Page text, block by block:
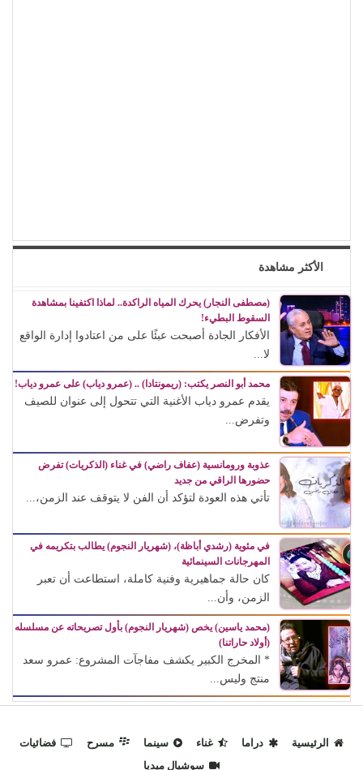
الأكثر مشاهدة
(مصطفى النجار) يحرك المياه الراكدة.. لماذا اكتفينا بمشاهدة
السقوط البطيء!
الأفكار الجادة أصبحت عبئًا على من اعتادوا إدارة الواقع
لا...
محمد أبو النصر يكتب: (ريمونتادا) .. (عمرو دياب) على عمرو دياب!
يقدم عمرو دياب الأغنية التي تتحول إلى عنوان للصيف
وتفرض...
عذوبة ورومانسية (عفاف راضي) في غناء (الذكريات) تفرض
حضورها الراقي من جديد
تأتي هذه العودة لتؤكد أن الفن لا يتوقف عند الزمن،...
في مئوية (رشدي أباظة)، (شهريار النجوم) يطالب بتكريمه في
المهرجانات السينمائية
كان حالة جماهيرية وفنية كاملة، استطاعت أن تعبر
الزمن، وأن...
(محمد ياسين) يخص (شهريار النجوم) بأول تصريحاته عن مسلسله
(أولاد حاراتنا)
* المخرج الكبير يكشف مفاجآت المشروع: عمرو سعد
منتج وليس...
الرئيسية دراما غناء سينما مسرح
فضائيات
سوشيال ميديا